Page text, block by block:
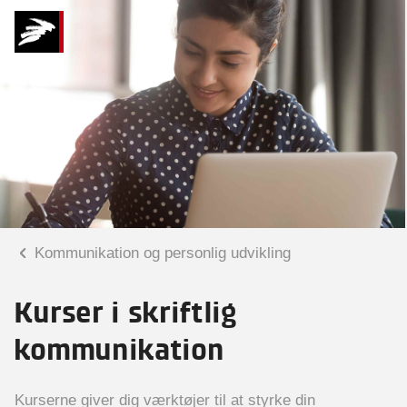
Kommunikation og personlig udvikling
Kurser i skriftlig
kommunikation
Kurserne giver dig værktøjer til at styrke din